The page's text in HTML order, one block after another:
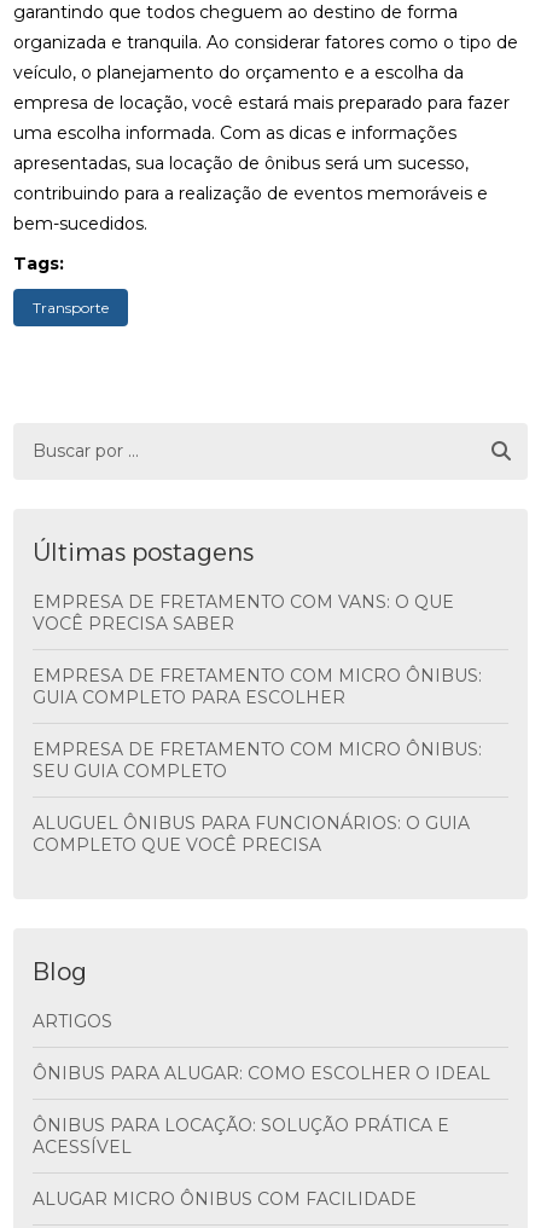
garantindo que todos cheguem ao destino de forma
organizada e tranquila. Ao considerar fatores como o tipo de
veículo, o planejamento do orçamento e a escolha da
empresa de locação, você estará mais preparado para fazer
uma escolha informada. Com as dicas e informações
apresentadas, sua locação de ônibus será um sucesso,
contribuindo para a realização de eventos memoráveis e
bem-sucedidos.
Tags:
Transporte
Últimas postagens
EMPRESA DE FRETAMENTO COM VANS: O QUE
VOCÊ PRECISA SABER
EMPRESA DE FRETAMENTO COM MICRO ÔNIBUS:
GUIA COMPLETO PARA ESCOLHER
EMPRESA DE FRETAMENTO COM MICRO ÔNIBUS:
SEU GUIA COMPLETO
ALUGUEL ÔNIBUS PARA FUNCIONÁRIOS: O GUIA
COMPLETO QUE VOCÊ PRECISA
Blog
ARTIGOS
ÔNIBUS PARA ALUGAR: COMO ESCOLHER O IDEAL
ÔNIBUS PARA LOCAÇÃO: SOLUÇÃO PRÁTICA E
ACESSÍVEL
ALUGAR MICRO ÔNIBUS COM FACILIDADE